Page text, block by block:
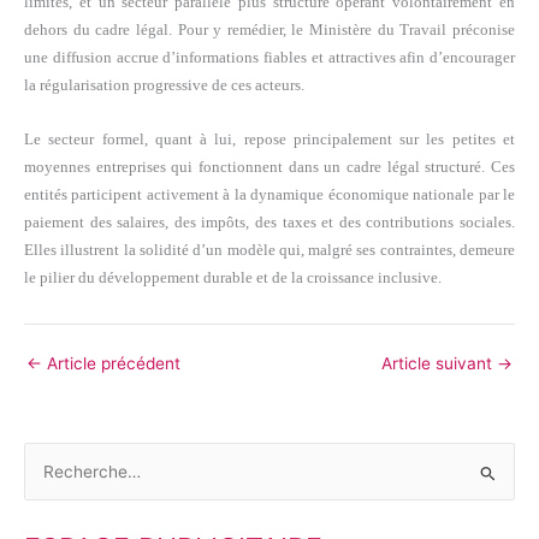
dehors du cadre légal. Pour y remédier, le Ministère du Travail préconise
une diffusion accrue d’informations fiables et attractives afin d’encourager
la régularisation progressive de ces acteurs.
Le secteur formel, quant à lui, repose principalement sur les petites et
moyennes entreprises qui fonctionnent dans un cadre légal structuré. Ces
entités participent activement à la dynamique économique nationale par le
paiement des salaires, des impôts, des taxes et des contributions sociales.
Elles illustrent la solidité d’un modèle qui, malgré ses contraintes, demeure
le pilier du développement durable et de la croissance inclusive.
← Article précédent Article suivant →